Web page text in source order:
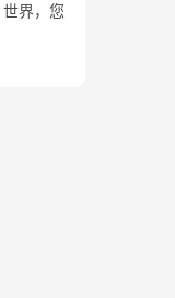
世界，您